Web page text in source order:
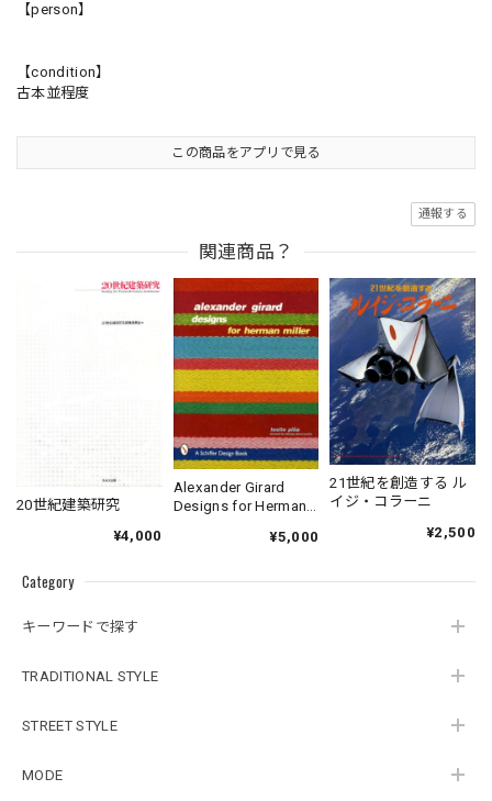
Category
キーワードで探す
TRADITIONAL STYLE
STREET STYLE
MODE
【person】
【condition】
古本並程度
この商品をアプリで見る
通報する
関連商品？
20世紀建築研究
¥4,000
Alexander Girard
Designs for Herman
¥5,000
21世紀を創造する ル
イジ・コラーニ
¥2,500